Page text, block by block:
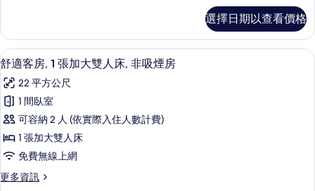
相
片
情
大
雙
人
床,
非
吸
煙
房
(Small
客
房,
1
加
大
雙
人
床,
非
吸
煙
選擇日期以查看價格
顯
示
舒
適
客
房,
張
舒適客房, 1 張加大雙人床, 非吸煙房 |
9
舒適客房, 1 張加大雙人床, 非吸煙房
22 平方公尺
1 間臥室
可容納 2 人 (依實際入住人數計費)
1 張加大雙人床
免費無線上網
更多資訊
更